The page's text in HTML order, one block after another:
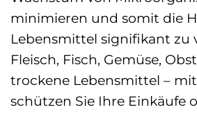
minimieren und somit die
Lebensmittel signifikant zu
Fleisch, Fisch, Gemüse,
trockene Lebensmittel –
schützen Sie Ihre Einkäufe